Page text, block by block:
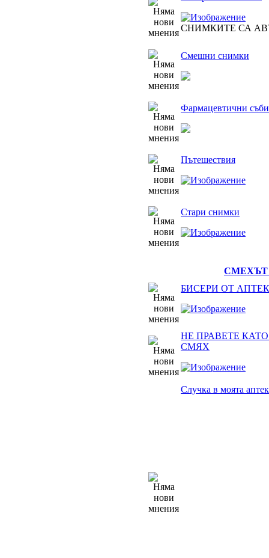
СНИМКИТЕ СА
Смешни снимки
Фармацевтични
Пътешествия
Стари снимки
СМЕХЪТ
БИСЕРИ ОТ
НЕ ПРАВЕТЕ
СМЯХ
Случка в моята